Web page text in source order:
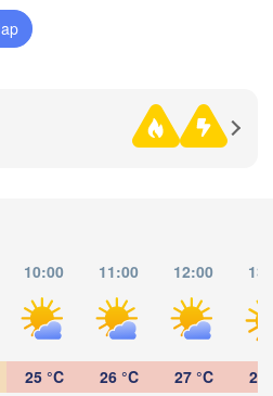
10:00 11:00 12:00
25 °C
26 °C
27 °C
29
Омск
(Omsk)